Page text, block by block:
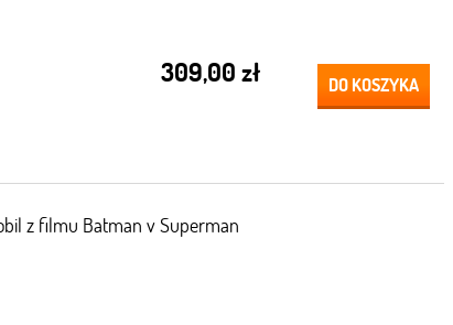
309,00 zł DO KOSZYKA
z filmu Batman v Superman